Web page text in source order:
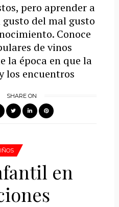
pero aprender a
del mal gusto
Conoce
de vinos
la época en que la
los encuentros
SHARE ON
en